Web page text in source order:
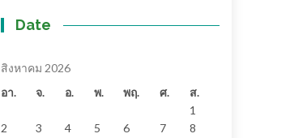
Date
สิงหาคม 2026
อา.
จ. อ. พ. พฤ. ศ.
ส.
1
2
3 4 5 6 7
8